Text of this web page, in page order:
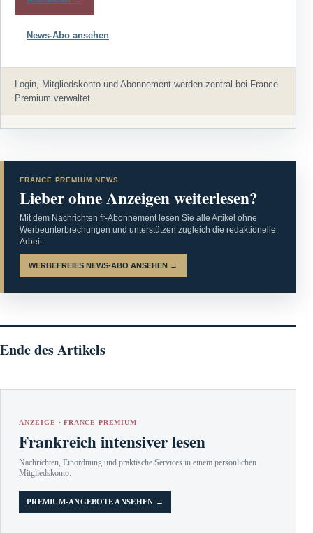
News-Abo ansehen
Login, Mitgliedskonto und Abonnement werden zentral bei France
Premium verwaltet.
FRANCE PREMIUM NEWS
Lieber ohne Anzeigen weiterlesen?
Mit dem Nachrichten.fr-Abonnement lesen Sie alle Artikel ohne
Werbeunterbrechungen und unterstützen zugleich die redaktionelle
Arbeit.
WERBEFREIES NEWS-ABO ANSEHEN →
Ende des Artikels
ANZEIGE · FRANCE PREMIUM
Frankreich intensiver lesen
Nachrichten, Einordnung und praktische Services in einem persönlichen
Mitgliedskonto.
PREMIUM-ANGEBOTE ANSEHEN →